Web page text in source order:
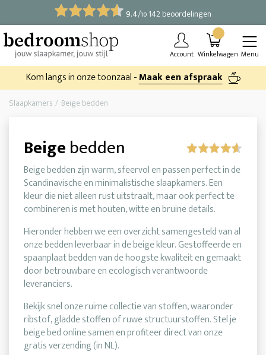
9.4/10 142 beoordelingen
Account Winkelwagen Menu
Kom langs in onze toonzaal -Maak een afspraak
Slaapkamers Beige bedden
Beigebedden
Beige bedden zijn warm, sfeervol en passen perfect in de
Scandinavische en minimalistische slaapkamers. Een
kleur die niet alleen rust uitstraalt, maar ook perfect te
combineren is met houten, witte en bruine details.
Hieronder hebben we een overzicht samengesteld van al
onze bedden leverbaar in de beige kleur. Gestoffeerde en
spaanplaat bedden van de hoogste kwaliteit en gemaakt
door betrouwbare en ecologisch verantwoorde
leveranciers.
Bekijk snel onze ruime collectie van stoffen, waaronder
ribstof, gladde stoffen of ruwe structuurstoffen. Stel je
beige bed online samen en profiteer direct van onze
gratis verzending (in NL).